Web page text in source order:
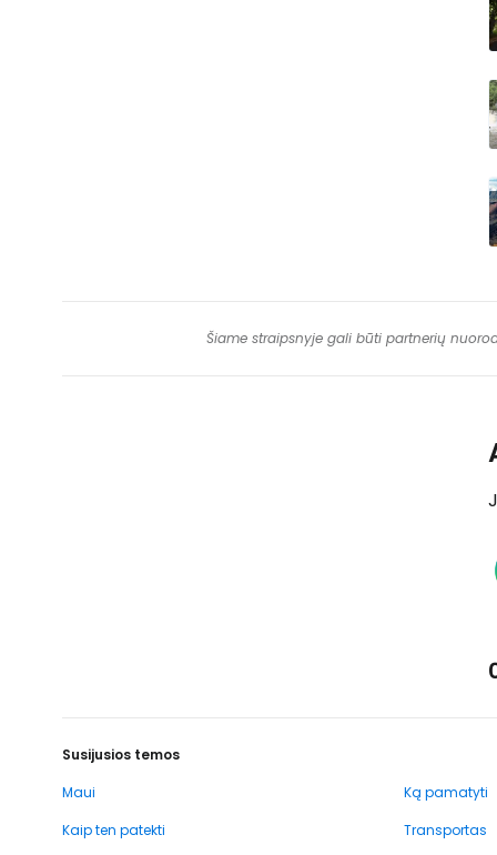
Šiame straipsnyje gali būti partnerių
Susijusios temos
Maui
Ką pamatyti
Kaip ten patekti
Transportas